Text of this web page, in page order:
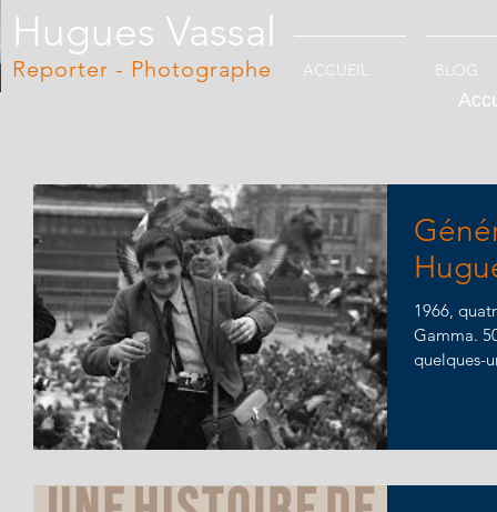
Hugues Vassal
Reporter - Photographe ACCUEIL BLOG
1966,
Gamma.
quelques-